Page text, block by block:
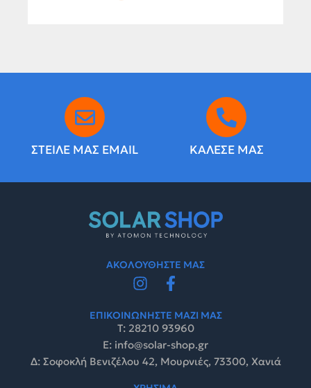
ΣΤΕΙΛΕ ΜΑΣ EMAIL ΚΑΛΕΣΕ ΜΑΣ
ΑΚΟΛΟΥΘΗΣΤΕ ΜΑΣ
ΕΠΙΚΟΙΝΩΝΗΣΤΕ ΜΑΖΙ ΜΑΣ
Τ: 28210 93960
E: info@solar-shop.gr
Δ: Σοφοκλή Βενιζέλου 42, Μουρνιές, 73300, Χανιά